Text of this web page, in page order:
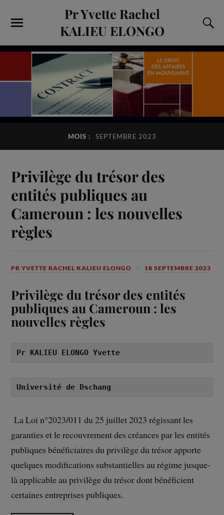
Pr Yvette Rachel
KALIEU ELONGO
MOIS : SEPTEMBRE 2023
Privilège du trésor des
entités publiques au
Cameroun : les nouvelles
règles
PR YVETTE RACHEL KALIEU ELONGO 18 SEPTEMBRE 2023
Privilège du trésor des entités
publiques au Cameroun : les
nouvelles règles
Pr KALIEU ELONGO Yvette
Université de Dschang
La Loi n°2023/011 du 25 juillet 2023 régissant les
garanties et le recouvrement des créances par les entités
publiques bénéficiaires du privilège du trésor apporte
quelques modifications substantielles au régime jusque-
là applicable au privilège du trésor dont bénéficient
certaines entreprises publiques.